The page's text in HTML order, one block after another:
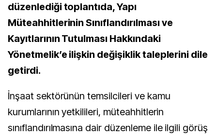
düzenlediği toplantıda, Yapı
Müteahhitlerinin Sınıflandırılması ve
Kayıtlarının Tutulması Hakkındaki
Yönetmelik’e ilişkin değişiklik taleplerini dile
getirdi.
İnşaat sektörünün temsilcileri ve kamu
kurumlarının yetkilileri, müteahhitlerin
sınıflandırılmasına dair düzenleme ile ilgili görüş